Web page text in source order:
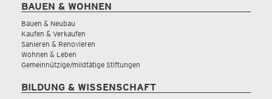
BAUEN & WOHNEN
Bauen & Neubau
Kaufen & Verkaufen
Sanieren & Renovieren
Wohnen & Leben
Gemeinnützige/mildtätige Stiftungen
BILDUNG & WISSENSCHAFT